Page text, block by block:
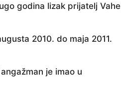
godina lizak prijatelj Vahe
2010. do maja 2011.
je imao u